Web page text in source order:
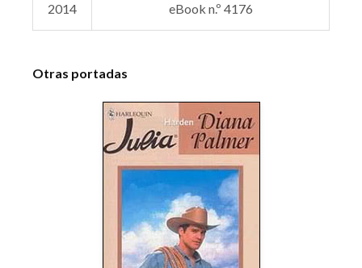
2014 eBook n.º 4176
Otras portadas